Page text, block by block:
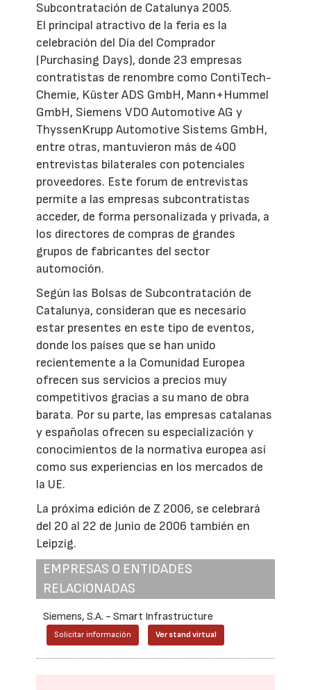
Subcontratación de Catalunya 2005.
El principal atractivo de la feria es la
celebración del Día del Comprador
(Purchasing Days), donde 23 empresas
contratistas de renombre como ContiTech-
Chemie, Küster ADS GmbH, Mann+Hummel
GmbH, Siemens VDO Automotive AG y
ThyssenKrupp Automotive Sistems GmbH,
entre otras, mantuvieron más de 400
entrevistas bilaterales con potenciales
proveedores. Este forum de entrevistas
permite a las empresas subcontratistas
acceder, de forma personalizada y privada, a
los directores de compras de grandes
grupos de fabricantes del sector
automoción.
Según las Bolsas de Subcontratación de
Catalunya, consideran que es necesario
estar presentes en este tipo de eventos,
donde los países que se han unido
recientemente a la Comunidad Europea
ofrecen sus servicios a precios muy
competitivos gracias a su mano de obra
barata. Por su parte, las empresas catalanas
y españolas ofrecen su especialización y
conocimientos de la normativa europea así
como sus experiencias en los mercados de
la UE.
La próxima edición de Z 2006, se celebrará
del 20 al 22 de Junio de 2006 también en
Leipzig.
EMPRESAS O ENTIDADES
RELACIONADAS
Siemens, S.A. - Smart Infrastructure
Solicitar información Ver stand virtual